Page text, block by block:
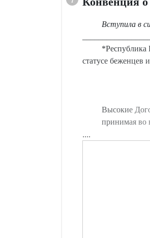
Вступила в
*Республика
статусе беженцев
Высокие
принимая во
....